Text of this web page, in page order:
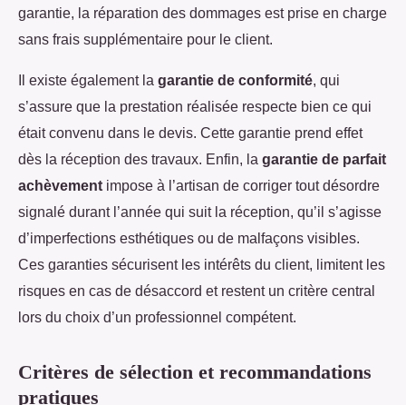
garantie, la réparation des dommages est prise en charge
sans frais supplémentaire pour le client.
Il existe également la garantie de conformité, qui
s’assure que la prestation réalisée respecte bien ce qui
était convenu dans le devis. Cette garantie prend effet
dès la réception des travaux. Enfin, la garantie de parfait
achèvement impose à l’artisan de corriger tout désordre
signalé durant l’année qui suit la réception, qu’il s’agisse
d’imperfections esthétiques ou de malfaçons visibles.
Ces garanties sécurisent les intérêts du client, limitent les
risques en cas de désaccord et restent un critère central
lors du choix d’un professionnel compétent.
Critères de sélection et recommandations
pratiques